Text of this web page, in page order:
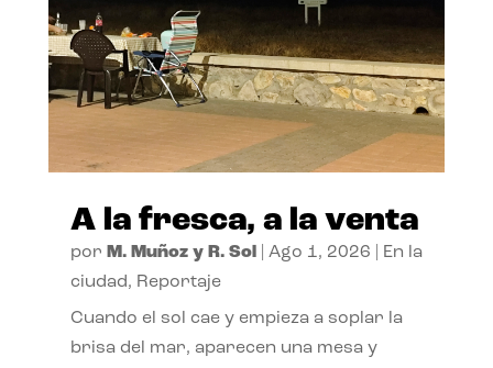
A la fresca, a la venta
por M. Muñoz y R. Sol| Ago 1, 2026
En la
ciudad, Reportaje
Cuando el sol cae y empieza a soplar la
brisa del mar, aparecen una mesa y